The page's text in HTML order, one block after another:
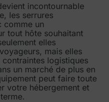
incontournable
les serrures
comme un
tout hôte souhaitant
elles
mais elles
logistiques
un marché de plus en
peut faire toute
votre hébergement et